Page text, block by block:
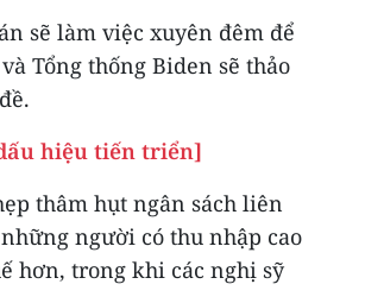
sẽ làm việc xuyên đêm để
Tổng thống Biden sẽ thảo
hiệu tiến triển]
thâm hụt ngân sách liên
người có thu nhập cao
hơn, trong khi các nghị sỹ